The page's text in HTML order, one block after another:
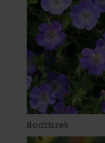
Bodziszek